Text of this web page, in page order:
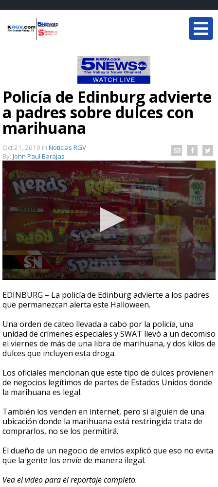
Policía de Edinburg advierte
a padres sobre dulces con
marihuana
Oct 21, 2019 in Noticias RGV
By: John Paul Barajas
seconds
of
2
12
seconds
EDINBURG – La policía de Edinburg advierte a los padres
que permanezcan alerta este Halloween.
Una orden de cateo llevada a cabo por la policía, una
unidad de crímenes especiales y SWAT llevó a un decomiso
el viernes de más de una libra de marihuana, y dos kilos de
dulces que incluyen esta droga.
Los oficiales mencionan que este tipo de dulces provienen
de negocios legítimos de partes de Estados Unidos donde
la marihuana es legal.
También los venden en internet, pero si alguien de una
ubicación donde la marihuana está restringida trata de
comprarlos, no se los permitirá.
El dueño de un negocio de envíos explicó que eso no evita
que la gente los envíe de manera ilegal.
Vea el video para el reportaje completo.